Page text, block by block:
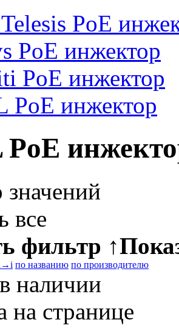
PoE
PoE инжектор
PoE инжектор
PoE инжектор
значений
все
фильтр ↑
→i по названию по производителю
наличии
на странице